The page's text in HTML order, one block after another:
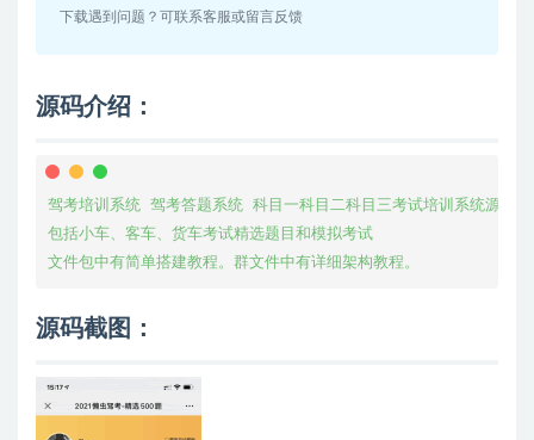
下载遇到问题？可联系客服或留言反馈
源码介绍：
驾考培训系统 驾考答题系统 科目一科目二科目三考试培训系统源码
包括小车、客车、货车考试精选题目和模拟考试
文件包中有简单搭建教程。群文件中有详细架构教程。
源码截图：